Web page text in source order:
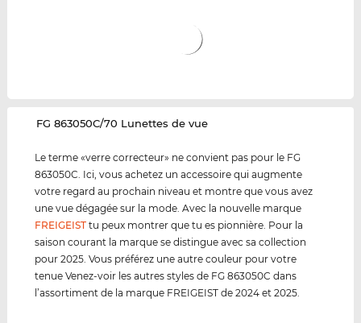
‌FG 863050C/70 Lunettes de vue
Le terme «verre correcteur» ne convient pas pour le FG
863050C. Ici, vous achetez un accessoire qui augmente
votre regard au prochain niveau et montre que vous avez
une vue dégagée sur la mode. Avec la nouvelle marque
FREIGEIST tu peux montrer que tu es pionnière. Pour la
saison courant la marque se distingue avec sa collection
pour 2025. Vous préférez une autre couleur pour votre
tenue Venez-voir les autres styles de FG 863050C dans
l’assortiment de la marque FREIGEIST de 2024 et 2025.